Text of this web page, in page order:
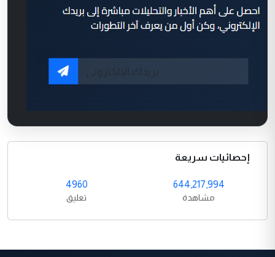
إحصائيات سريعة
644,217,994
مشاهدة
4960
تعليق